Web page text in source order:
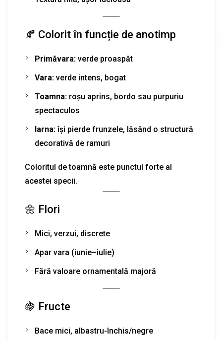
🍂 Colorit în funcție de anotimp
Primăvara: verde proaspăt
Vara: verde intens, bogat
Toamna: roșu aprins, bordo sau purpuriu
spectaculos
Iarna:își pierde frunzele, lăsând o structură
decorativă de ramuri
Coloritul de toamnă este punctul forte al
acestei specii.
🌼 Flori
Mici, verzui, discrete
Apar vara (iunie–iulie)
Fără valoare ornamentală majoră
🍇 Fructe
Bace mici, albastru-închis/negre